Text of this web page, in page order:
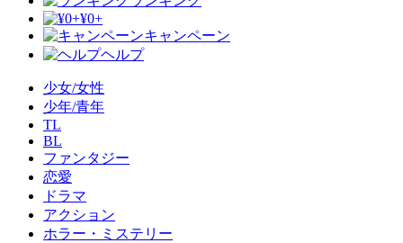
¥0+
キャンペーン
ヘルプ
少女/女性
少年/青年
TL
BL
ファンタジー
恋愛
ドラマ
アクション
ホラー・ミステリー